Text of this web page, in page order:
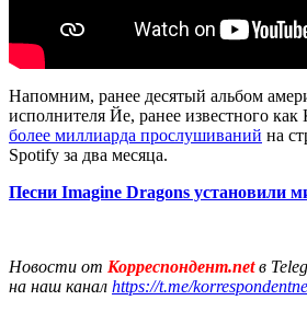
Напомним, ранее десятый альбом
исполнителя Йе, ранее известного как
более миллиарда прослушиваний на
Spotify за два месяца.
Песни Imagine Dragons установили
Новости от Корреспондент.netв
на наш канал https://t.me/